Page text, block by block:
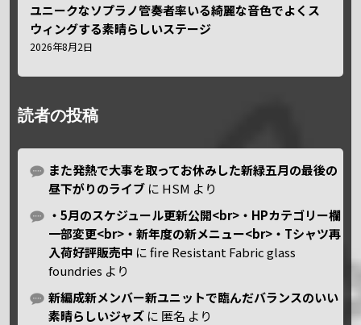
ユニークなソプラノ管奏者率いる綺麗な音色でよくス
ウィングする素晴らしいステージ
2026年8月2日
読者の投稿
また発熱で大事を取ってお休みした新緑五月の最後の
昼下がりのライブ に HSM より
・5月のスケジュール更新公開<br>・HPカテゴリー欄
一部変更<br>・新年度の新メニュー<br>・Tシャツ再
入荷好評販売中 にfire Resistant Fabric glass
foundries より
新編成新メンバー新ユニットで臨んだバランスのいい
素晴らしいジャズ に 匿名 より